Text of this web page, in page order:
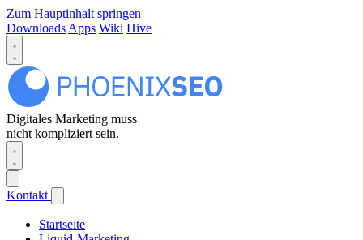
Zum Hauptinhalt springen
Downloads Apps Wiki Hive
Digitales Marketing muss
nicht kompliziert sein.
Kontakt
Startseite